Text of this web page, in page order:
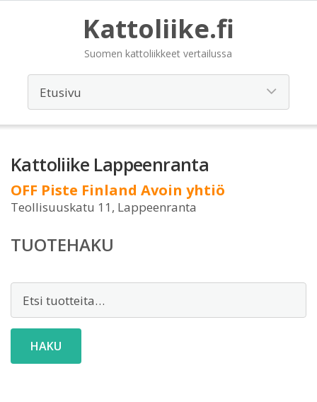
Kattoliike.fi
Suomen kattoliikkeet vertailussa
Kattoliike Lappeenranta
OFF Piste Finland Avoin yhtiö
Teollisuuskatu 11, Lappeenranta
TUOTEHAKU
HAKU